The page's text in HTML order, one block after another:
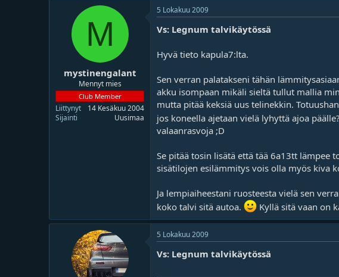
M
mystinengalant
Mennyt mies
Club Member
Liittynyt
14 Kesäkuu 2004
Sijainti
Uusimaa
5 Lokakuu 2009
Vs: Legnum talvikäytössä
Hyvä tieto kapula7:lta.
Sen verran palatakseni tähän
akku isompaan mikäli sieltä tullut mallia
mutta pitää keksiä uus telinekkin.
jos koneella ajetaan vielä lyhyttä ajoa
valaanrasvoja ;D
Se pitää tosin lisätä että tää 6a13tt lämpee
sisätilojen esilämmitys vois olla myös kiva
Ja lempiaiheestani ruosteesta vielä sen
koko talvi sitä autoa.
Kyllä sitä vaan on
5 Lokakuu 2009
Vs: Legnum talvikäytössä